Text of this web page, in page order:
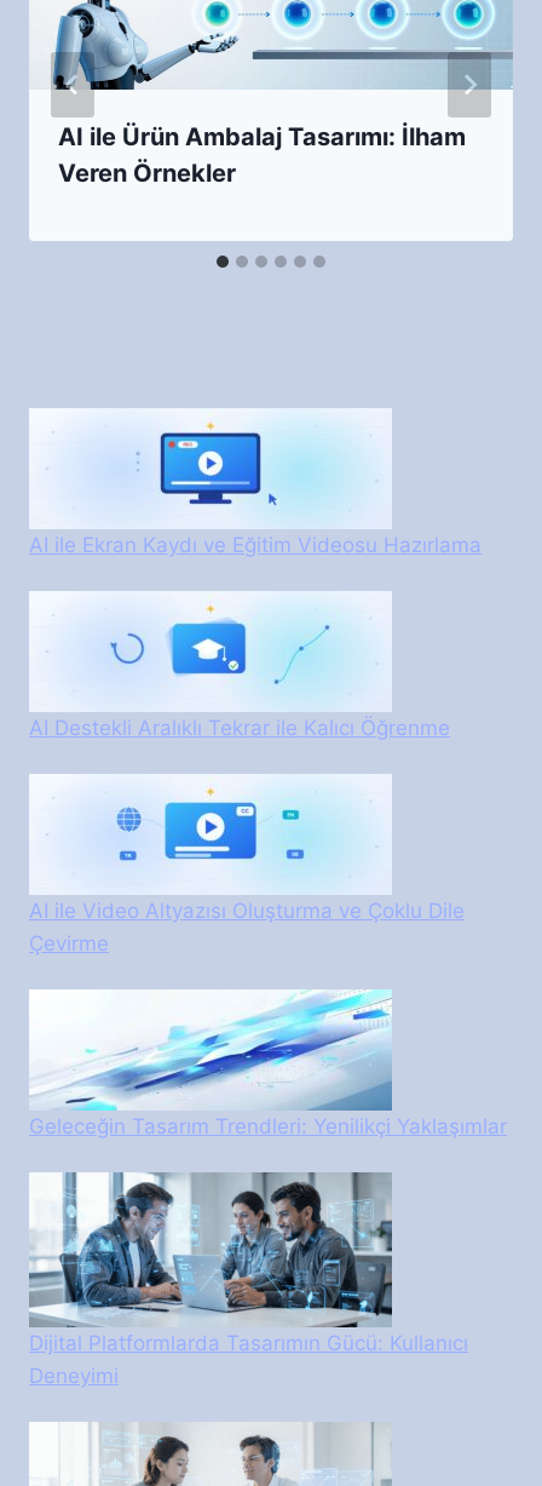
AI ile Ürün Ambalaj Tasarımı: İlham
Veren Örnekler
AI ile Ekran Kaydı ve Eğitim Videosu Hazırlama
AI Destekli Aralıklı Tekrar ile Kalıcı Öğrenme
AI ile Video Altyazısı Oluşturma ve Çoklu Dile
Çevirme
Geleceğin Tasarım Trendleri: Yenilikçi Yaklaşımlar
Dijital Platformlarda Tasarımın Gücü: Kullanıcı
Deneyimi